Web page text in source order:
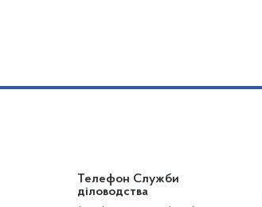
Телефон Служби
діловодства